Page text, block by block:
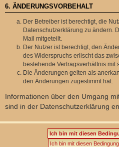
6. ÄNDERUNGSVORBEHALT
Der Betreiber ist berechtigt, die
Datenschutzerklärung zu ändern.
Mail mitgeteilt.
Der Nutzer ist berechtigt, den
des Widerspruchs erlischt das
bestehende Vertragsverhältnis mit
Die Änderungen gelten als
den Änderungen zugestimmt hat.
Informationen über den Umgang
sind in der Datenschutzerklärung